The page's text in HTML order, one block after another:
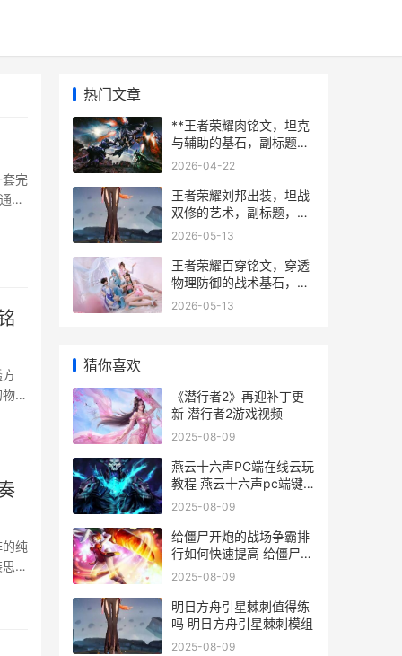
完
常
理
英
纯
路
热门文章
**王者荣耀肉铭文，坦克
与辅助的基石，副标题，
坦度与功能的终极抉择**
2026-04-22
王者荣耀刘邦出装，坦战
双修的艺术，副标题，掌
控全局的节奏大师
2026-05-13
王者荣耀百穿铭文，穿透
物理防御的战术基石，副
标题，一套铭文背后的全
2026-05-13
猜你喜欢
《潜行者2》再迎补丁更
新 潜行者2游戏视频
2025-08-09
燕云十六声PC端在线云玩
教程 燕云十六声pc端键
位
2025-08-09
给僵尸开炮的战场争霸排
行如何快速提高 给僵尸开
炮的战士
2025-08-09
明日方舟引星棘刺值得练
吗 明日方舟引星棘刺模组
2025-08-09